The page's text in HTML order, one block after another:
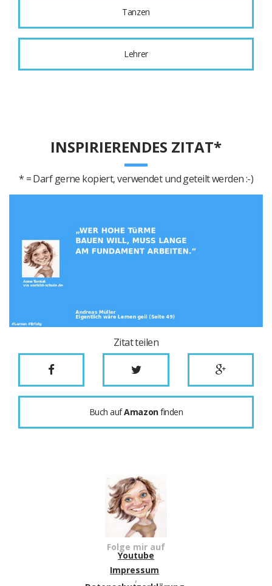
Tanzen
Lehrer
INSPIRIERENDES ZITAT*
* = Darf gerne kopiert, verwendet und geteilt werden :-)
Zitat teilen
Buch aufAmazonfinden
Folge mir auf
Youtube
Impressum
,